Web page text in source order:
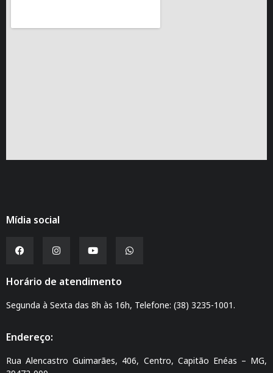
Mídia social
Horário de atendimento
Segunda à Sexta das 8h às 16h, Telefone: (38) 3235-1001.
Endereço:
Rua Alencastro Guimarães, 406, Centro, Capitão Enéas – MG,